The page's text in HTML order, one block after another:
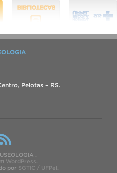
Pelotas – RS.
.
WordPress.
por SGTIC / UFPel.